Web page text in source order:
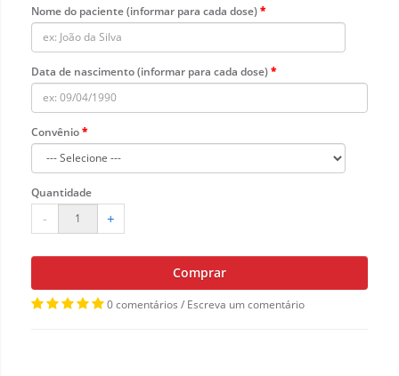
Nome do paciente (informar para cada dose)
Data de nascimento (informar para cada dose)
Convênio
Quantidade
- +
Comprar
0 comentários / Escreva um comentário